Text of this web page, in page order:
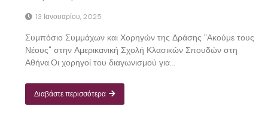
13 Ιανουαρίου, 2025
Συμπόσιο Συμμάχων και Χορηγών της Δράσης "Ακούμε τους
Νέους" στην Αμερικανική Σχολή Κλασικών Σπουδών στη
Αθήνα.Οι χορηγοί του διαγωνισμού για...
Διαβάστε περισσότερα